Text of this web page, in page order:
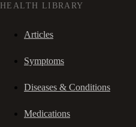
HEALTH LIBRARY
Articles
Symptoms
Diseases & Conditions
Medications